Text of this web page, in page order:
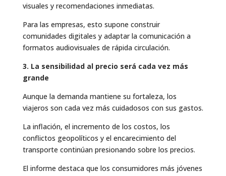
visuales y recomendaciones inmediatas.
Para las empresas, esto supone construir
comunidades digitales y adaptar la comunicación a
formatos audiovisuales de rápida circulación.
3. La sensibilidad al precio será cada vez más
grande
Aunque la demanda mantiene su fortaleza, los
viajeros son cada vez más cuidadosos con sus gastos.
La inflación, el incremento de los costos, los
conflictos geopolíticos y el encarecimiento del
transporte continúan presionando sobre los precios.
El informe destaca que los consumidores más jóvenes